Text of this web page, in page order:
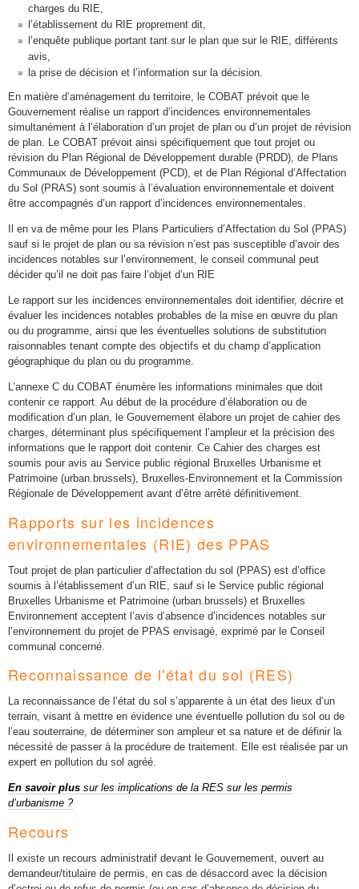
charges du RIE,
l’établissement du RIE proprement dit,
l’enquête publique portant tant sur le plan que sur le RIE, différents
avis,
la prise de décision et l’information sur la décision.
En matière d’aménagement du territoire, le COBAT prévoit que le
Gouvernement réalise un rapport d’incidences environnementales
simultanément à l’élaboration d’un projet de plan ou d’un projet de révision
de plan. Le COBAT prévoit ainsi spécifiquement que tout projet ou
révision du Plan Régional de Développement durable (PRDD), de Plans
Communaux de Développement (PCD), et de Plan Régional d’Affectation
du Sol (PRAS) sont soumis à l’évaluation environnementale et doivent
être accompagnés d’un rapport d’incidences environnementales.
Il en va de même pour les Plans Particuliers d’Affectation du Sol (PPAS)
sauf si le projet de plan ou sa révision n’est pas susceptible d’avoir des
incidences notables sur l’environnement, le conseil communal peut
décider qu’il ne doit pas faire l’objet d’un RIE
Le rapport sur les incidences environnementales doit identifier, décrire et
évaluer les incidences notables probables de la mise en œuvre du plan
ou du programme, ainsi que les éventuelles solutions de substitution
raisonnables tenant compte des objectifs et du champ d’application
géographique du plan ou du programme.
L’annexe C du COBAT énumère les informations minimales que doit
contenir ce rapport. Au début de la procédure d’élaboration ou de
modification d’un plan, le Gouvernement élabore un projet de cahier des
charges, déterminant plus spécifiquement l’ampleur et la précision des
informations que le rapport doit contenir. Ce Cahier des charges est
soumis pour avis au Service public régional Bruxelles Urbanisme et
Patrimoine (urban.brussels), Bruxelles-Environnement et la Commission
Régionale de Développement avant d’être arrêté définitivement.
Rapports sur les incidences
environnementales (RIE) des PPAS
Tout projet de plan particulier d’affectation du sol (PPAS) est d’office
soumis à l’établissement d’un RIE, sauf si le Service public régional
Bruxelles Urbanisme et Patrimoine (urban.brussels) et Bruxelles
Environnement acceptent l’avis d’absence d’incidences notables sur
l’environnement du projet de PPAS envisagé, exprimé par le Conseil
communal concerné.
Reconnaissance de l'état du sol (RES)
La reconnaissance de l’état du sol s’apparente à un état des lieux d’un
terrain, visant à mettre en évidence une éventuelle pollution du sol ou de
l’eau souterraine, de déterminer son ampleur et sa nature et de définir la
nécessité de passer à la procédure de traitement. Elle est réalisée par un
expert en pollution du sol agréé.
En savoir plus sur les implications de la RES sur les permis
d’urbanisme ?
Recours
Il existe un recours administratif devant le Gouvernement, ouvert au
demandeur/titulaire de permis, en cas de désaccord avec la décision